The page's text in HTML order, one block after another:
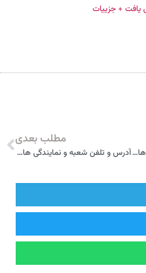
یافت + جزییات
آدرس و تلفن شعبه و نمایندگی های بیمه سامان در چالوس
مطلب بعدی
آدرس و تلفن شعبه و نمایندگی های بیمه سامان در فریدونکنار